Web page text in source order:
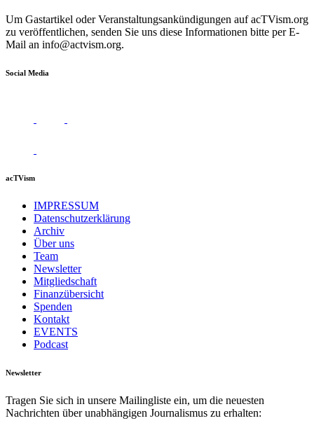
Um Gastartikel oder Veranstaltungsankündigungen auf acTVism.org
zu veröffentlichen, senden Sie uns diese Informationen bitte per E-
Mail an info@actvism.org.
Social Media
acTVism
IMPRESSUM
Datenschutzerklärung
Archiv
Über uns
Team
Newsletter
Mitgliedschaft
Finanzübersicht
Spenden
Kontakt
EVENTS
Podcast
Newsletter
Tragen Sie sich in unsere Mailingliste ein, um die neuesten
Nachrichten über unabhängigen Journalismus zu erhalten: